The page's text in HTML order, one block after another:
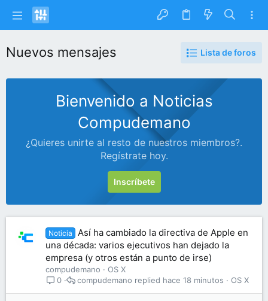
Nuevos mensajes Lista de foros
Bienvenido a Noticias
Compudemano
¿Quieres unirte al resto de nuestros miembros?.
Regístrate hoy.
Inscríbete
Noticia
Así ha cambiado la directiva de Apple en
una década: varios ejecutivos han dejado la
empresa (y otros están a punto de irse)
compudemano
OS X
0
OS X
hace 18 minutos
compudemano